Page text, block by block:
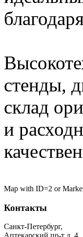
стенды,
склад
и
human
hormone
Map with ID=2 or
Контакты
Санкт-Петербург,